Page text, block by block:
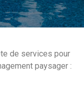
de services pour
paysager :